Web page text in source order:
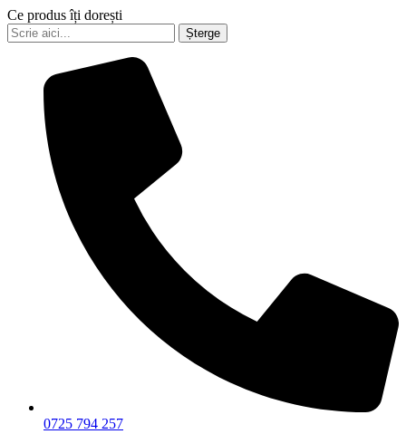
Ce produs îți dorești
Șterge
0725 794 257